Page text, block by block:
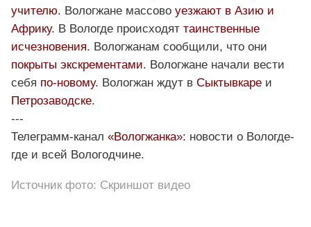
учителю. Вологжане массово уезжают в Азию и
Африку. В Вологде происходят таинственные
исчезновения. Вологжанам сообщили, что они
покрыты экскрементами. Вологжане начали вести
себя по-новому. Вологжан ждут в Сыктывкаре и
Петрозаводске.
---
Телеграмм-канал «Вологжанка»: новости о Вологде-
где и всей Вологодчине.
Источник фото: Скриншот видео